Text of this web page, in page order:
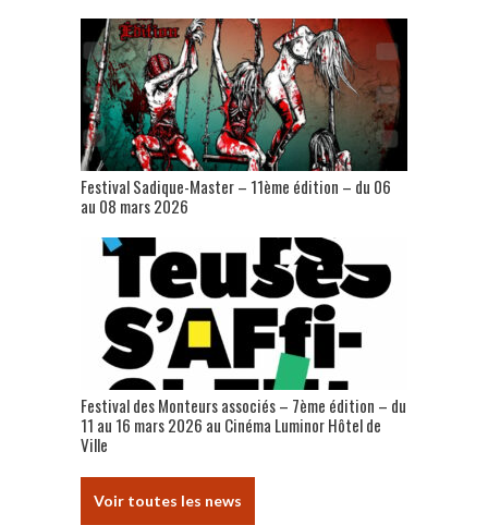
Festival Sadique-Master – 11ème édition – du 06
au 08 mars 2026
Festival des Monteurs associés – 7ème édition – du
11 au 16 mars 2026 au Cinéma Luminor Hôtel de
Ville
Voir toutes les news